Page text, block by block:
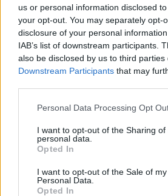
us or personal information disclosed
your opt-out. You may separately opt-
disclosure of your personal
IAB’s list of downstream participants.
also be disclosed by us to third parties
Downstream Participants that may
Please note that this website/app uses
not limited to your visit or usage
grant or deny consent to Google and
use your data for below specified
consent section.
Personal Data Processing Opt
I want to opt-out of the Sharing of
personal data.
Opted In
I want to opt-out of the Sale of my
Personal Data.
Opted In